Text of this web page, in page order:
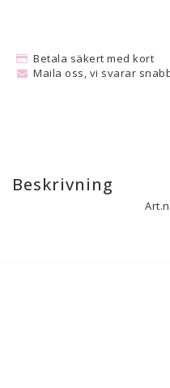
Betala säkert med kort
Maila oss, vi svarar
Beskrivning